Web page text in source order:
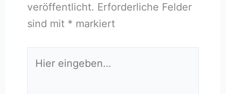
veröffentlicht. Erforderliche Felder
sind mit * markiert
eingeben…